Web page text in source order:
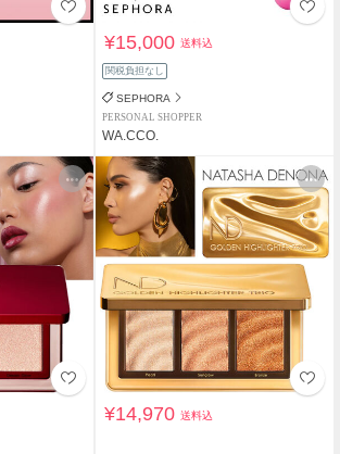
¥15,000送料込
関税負担なし
SEPHORA
PERSONAL SHOPPER
WA.CCO.
¥14,970送料込